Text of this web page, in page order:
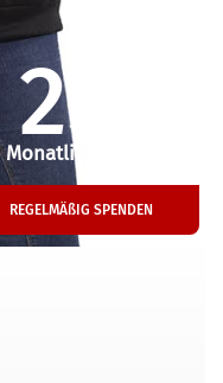
25
Monatliche Hilfe
REGELMÄßIG SPENDEN